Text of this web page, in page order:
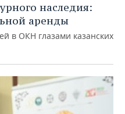
наследия:
аренды
в ОКН глазами казанских